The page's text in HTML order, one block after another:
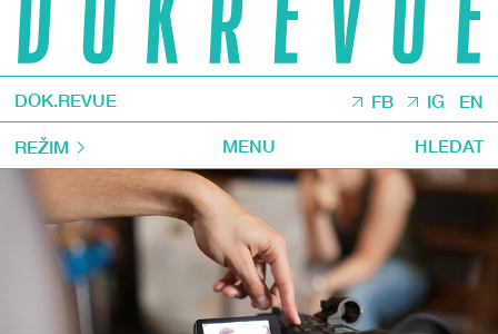
DOK.REVUE FB IG EN
REŽIM MENU HLEDAT